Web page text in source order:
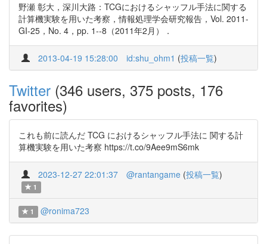
野瀬 彰大，深川大路：TCGにおけるシャッフル手法に関する
計算機実験を用いた考察，情報処理学会研究報告，Vol. 2011-
GI-25，No. 4，pp. 1--8（2011年2月）．
2013-04-19 15:28:00 id:shu_ohm1 (投稿一覧)
Twitter (346 users, 375 posts, 176
favorites)
これも前に読んだ TCG におけるシャッフル手法に 関する計
算機実験を用いた考察 https://t.co/9Aee9mS6mk
2023-12-27 22:01:37 @rantangame (投稿一覧)
1
1 @ronima723